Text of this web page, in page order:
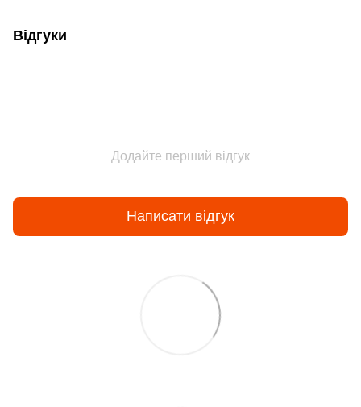
Відгуки
Додайте перший відгук
Написати відгук